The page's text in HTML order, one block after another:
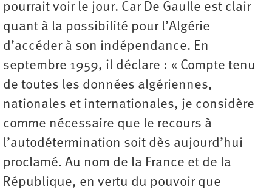
pourrait voir le jour. Car De Gaulle est clair
quant à la possibilité pour l’Algérie
d’accéder à son indépendance. En
septembre 1959, il déclare : « Compte tenu
de toutes les données algériennes,
nationales et internationales, je considère
comme nécessaire que le recours à
l’autodétermination soit dès aujourd’hui
proclamé. Au nom de la France et de la
République, en vertu du pouvoir que